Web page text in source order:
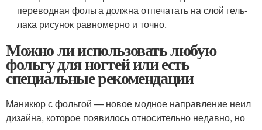
переводная фольга должна отпечатать на слой гель-
лака рисунок равномерно и точно.
Можно ли использовать любую
фольгу для ногтей или есть
специальные рекомендации
Маникюр с фольгой — новое модное направление неил
дизайна, которое появилось относительно недавно, но